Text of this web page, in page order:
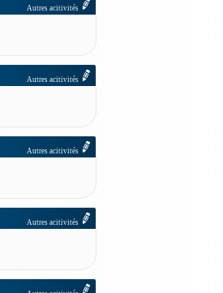
Autres acitivités
Autres acitivités
Autres acitivités
Autres acitivités